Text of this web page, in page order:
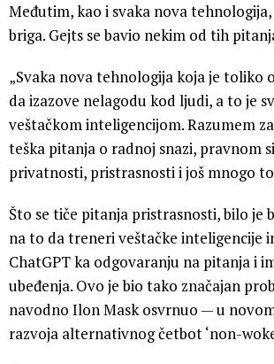
Međutim, kao i svaka nova
briga. Gejts se bavio nekim od tih
„Svaka nova tehnologija koja je toliko
da izazove nelagodu kod ljudi, a to je
veštačkom inteligencijom. Razumem
teška pitanja o radnoj snazi, pravnom
privatnosti, pristrasnosti i još mnogo
Što se tiče pitanja pristrasnosti, bilo je
na to da treneri veštačke inteligencije
ChatGPT ka odgovaranju na pitanja i
ubeđenja. Ovo je bio tako značajan
navodno Ilon Mask osvrnuo — u
razvoja alternativnog četbot ‘non-